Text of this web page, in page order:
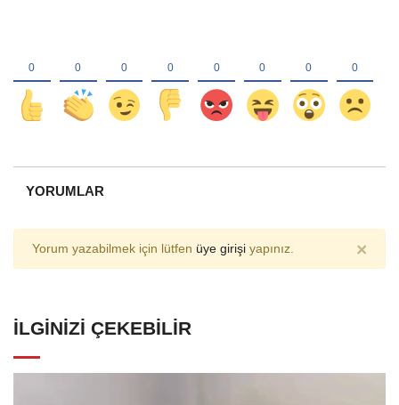
YORUMLAR
Yorum yazabilmek için lütfen üye girişi yapınız. ×
İLGINIZI ÇEKEBILIR